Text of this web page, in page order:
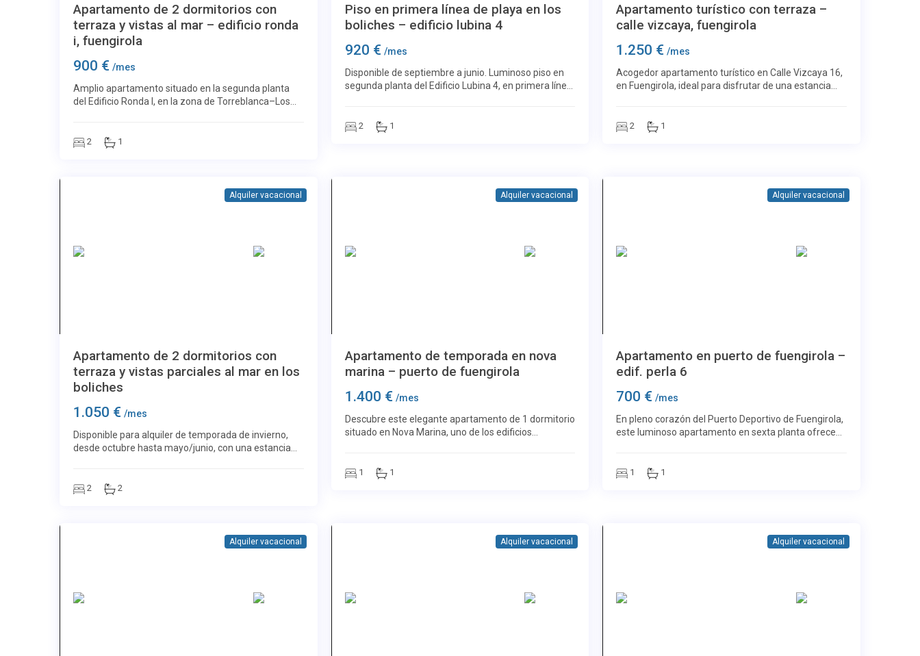
Apartamento de 2 dormitorios con
terraza y vistas al mar – edificio ronda
i, fuengirola
900 € /mes
Amplio apartamento situado en la segunda planta
del Edificio Ronda I, en la zona de Torreblanca–Los
2 1
Piso en primera línea de playa en los
boliches – edificio lubina 4
920 € /mes
Disponible de septiembre a junio. Luminoso piso en
segunda planta del Edificio Lubina 4, en primera línea
2 1
Apartamento turístico con terraza –
calle vizcaya, fuengirola
1.250 € /mes
Acogedor apartamento turístico en Calle Vizcaya 16,
en Fuengirola, ideal para disfrutar de una estancia
2 1
Alquiler vacacional
Apartamento de 2 dormitorios con
terraza y vistas parciales al mar en los
boliches
1.050 € /mes
Disponible para alquiler de temporada de invierno,
desde octubre hasta mayo/junio, con una estancia
d
2 2
Alquiler vacacional
Apartamento de temporada en nova
marina – puerto de fuengirola
1.400 € /mes
Descubre este elegante apartamento de 1 dormitorio
situado en Nova Marina, uno de los edificios
1 1
Alquiler vacacional
Apartamento en puerto de fuengirola –
edif. perla 6
700 € /mes
En pleno corazón del Puerto Deportivo de Fuengirola,
este luminoso apartamento en sexta planta ofrece
1 1
Alquiler vacacional Alquiler vacacional Alquiler vacacional